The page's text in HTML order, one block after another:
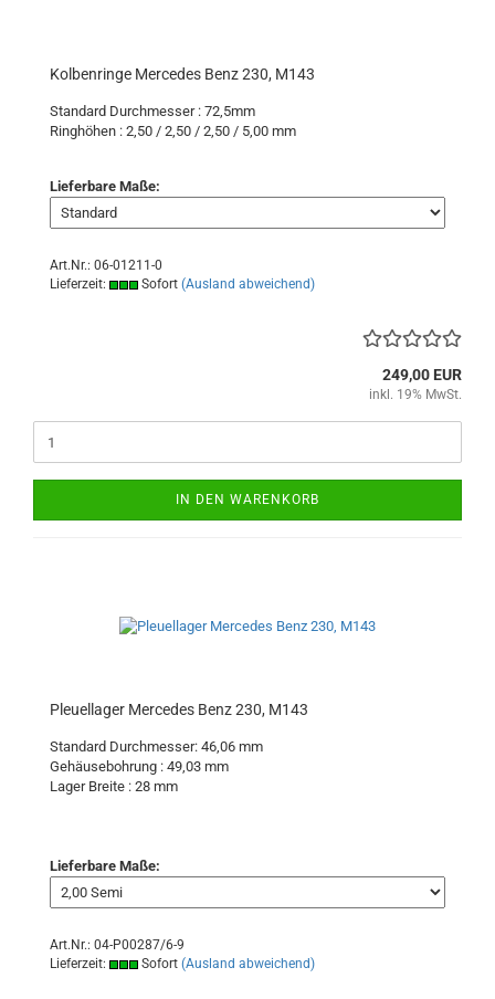
Kolbenringe Mercedes Benz 230, M143
Standard Durchmesser : 72,5mm
Ringhöhen : 2,50 / 2,50 / 2,50 / 5,00 mm
Lieferbare Maße:
Art.Nr.: 06-01211-0
Lieferzeit:
Sofort (Ausland abweichend)
249,00 EUR
inkl. 19% MwSt.
IN DEN WARENKORB
Pleuellager Mercedes Benz 230, M143
Standard Durchmesser: 46,06 mm
Gehäusebohrung : 49,03 mm
Lager Breite : 28 mm
Lieferbare Maße:
Art.Nr.: 04-P00287/6-9
Lieferzeit:
Sofort (Ausland abweichend)